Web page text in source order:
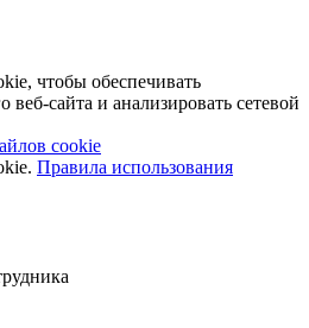
чтобы обеспечивать
сайта и анализировать сетевой
cookie
Правила использования